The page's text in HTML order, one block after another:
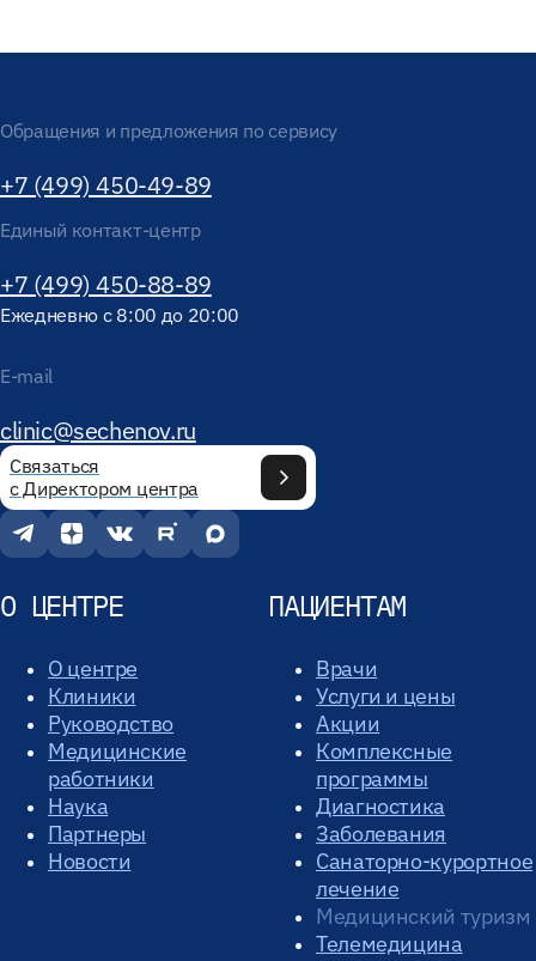
Обращения и предложения по сервису
+7 (499) 450-49-89
Единый контакт-центр
+7 (499) 450-88-89
Ежедневно с 8:00 до 20:00
E-mail
clinic@sechenov.ru
Связаться
с Директором центра
О ЦЕНТРЕ
О центре
Клиники
Руководство
Медицинские
работники
Наука
Партнеры
Новости
ПАЦИЕНТАМ
Врачи
Услуги и цены
Акции
Комплексные
программы
Диагностика
Заболевания
Санаторно-курортное
лечение
Медицинский туризм
Телемедицина